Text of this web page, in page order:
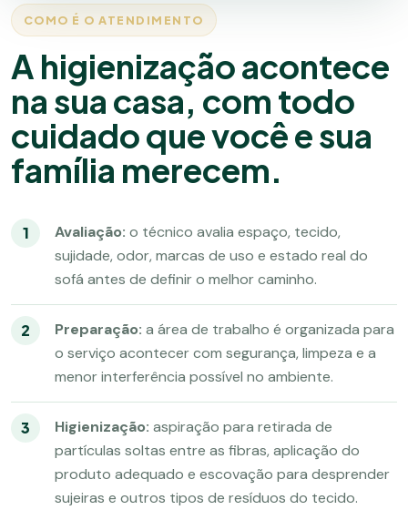
COMO É O ATENDIMENTO
A higienização acontece
na sua casa, com todo
cuidado que você e sua
família merecem.
Avaliação: o técnico avalia espaço, tecido,
sujidade, odor, marcas de uso e estado real do
sofá antes de definir o melhor caminho.
Preparação: a área de trabalho é organizada para
o serviço acontecer com segurança, limpeza e a
menor interferência possível no ambiente.
Higienização: aspiração para retirada de
partículas soltas entre as fibras, aplicação do
produto adequado e escovação para desprender
sujeiras e outros tipos de resíduos do tecido.